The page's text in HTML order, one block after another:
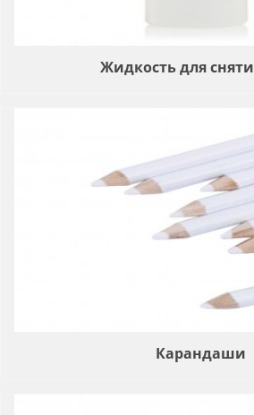
Жидкость для
Карандаши